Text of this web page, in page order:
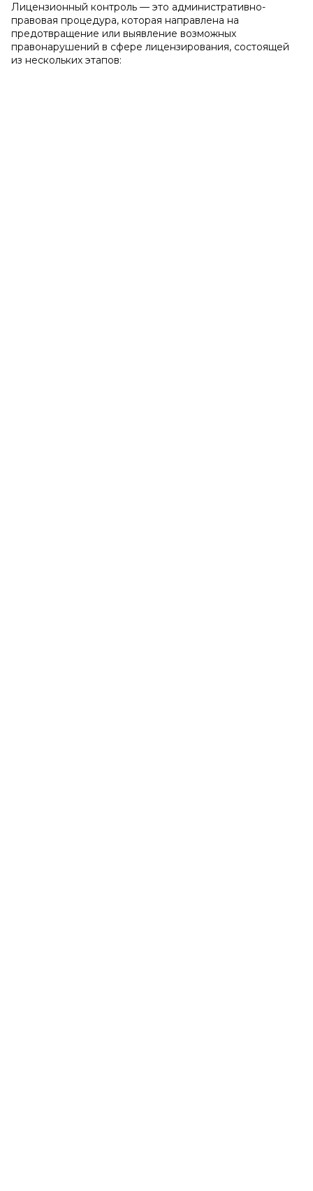
Лицензионный контроль — это административно-
правовая процедура, которая направлена на
предотвращение или выявление возможных
правонарушений в сфере лицензирования, состоящей
из нескольких этапов: